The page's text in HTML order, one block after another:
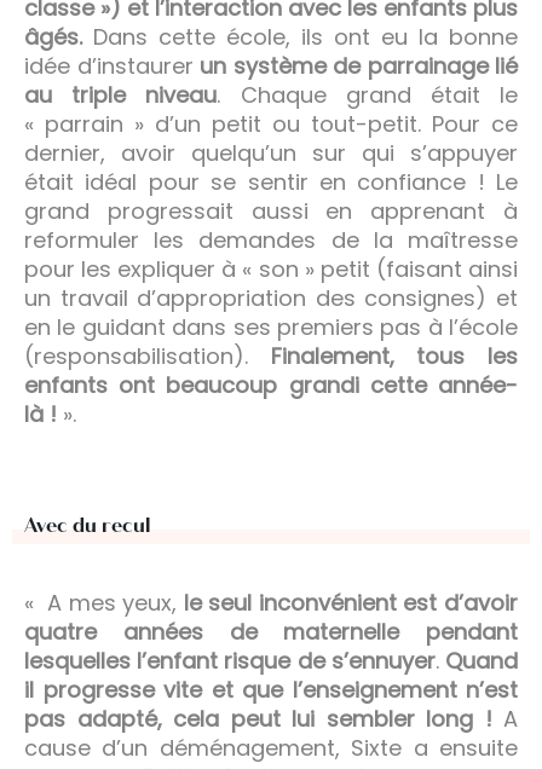
classe ») et l’interaction avec les enfants plus
âgés.Dans cette école, ils ont eu la bonne
idée d’instaurer un système de parrainage lié
au triple niveau. Chaque grand était le
« parrain » d’un petit ou tout-petit. Pour ce
dernier, avoir quelqu’un sur qui s’appuyer
était idéal pour se sentir en confiance ! Le
grand progressait aussi en apprenant à
reformuler les demandes de la maîtresse
pour les expliquer à « son » petit (faisant ainsi
un travail d’appropriation des consignes) et
en le guidant dans ses premiers pas à l’école
(responsabilisation). Finalement, tous les
enfants ont beaucoup grandi cette année-
là ! ».
Avec du recul
« A mes yeux, le seul inconvénient est d’avoir
quatre années de maternelle pendant
lesquelles l’enfant risque de s’ennuyer. Quand
il progresse vite et que l’enseignement n’est
pas adapté, cela peut lui sembler long ! A
cause d’un déménagement, Sixte a ensuite